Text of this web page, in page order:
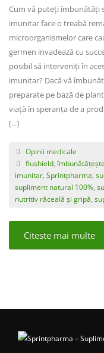
Cum vă puteți îmbunătăți
imunitar face o treabă
microorganismelor care
germen invadează cu
posibil să interveniți în
imunitar? Dacă vă
preparate pe bază de
viață în speranța de a
[...]
Opinii medicale
flushield,
imunitar Sprintpharma
supliment natural 100%
nutritiv răceală și gripă
Citeste mai multe